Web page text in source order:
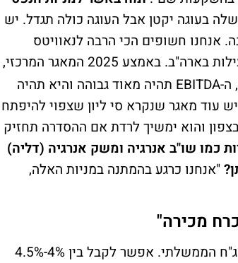
בעוגה יקטן אבל העוגה כולה תגדל. יש
אנחנו חשופים הכי הרבה לנאוויטס
, שנסחרת אמנם בישראל אבל הפעילות בארה"ב. באמצע 2025 המאגר המרכזי,
שננדואה, צריך להיכנס להנבה, זה Game Changer מבחינתה, ה-EBITDA תהיה מאוד גבוהה והיא תהיה
עוד מאגר שנקרא סי ליון שצפוי להיפתח
והוא ימשיך לרדת אם ההסדרה תחזיק
כמו שו"ב אנרגיה ומשק אנרגיה (דליה)
"אנחנו כרגע בהמתנה במניות האלה,
"שוק האג"ח מאוד מעניין בעיקר בזכות נכס הבסיס שהוא האג"ח הממשלתי. אפשר לקבל בין 4%-4.5%